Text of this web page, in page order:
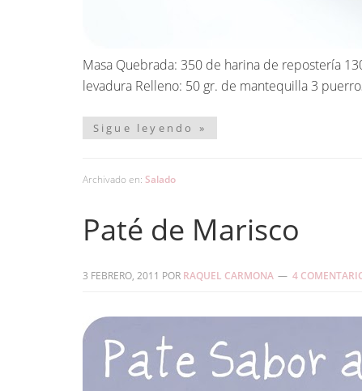
Masa Quebrada: 350 de harina de repostería
levadura Relleno: 50 gr. de mantequilla 3
Sigue leyendo »
Archivado en: Salado
Paté de Marisco
3 FEBRERO, 2011 POR RAQUEL CARMONA 4